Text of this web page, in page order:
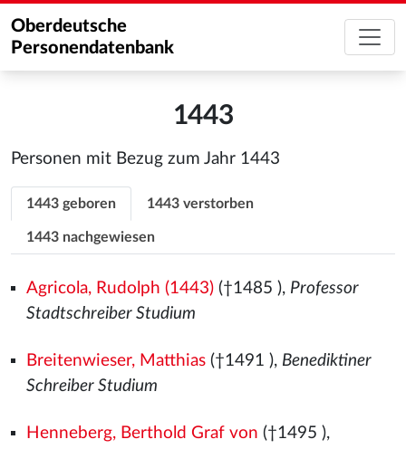
Oberdeutsche
Personendatenbank
1443
Personen mit Bezug zum Jahr 1443
1443 geboren 1443 verstorben
1443 nachgewiesen
Agricola, Rudolph (1443)(†1485 ), Professor
Stadtschreiber Studium
Breitenwieser, Matthias(†1491 ), Benediktiner
Schreiber Studium
Henneberg, Berthold Graf von (†1495 ),